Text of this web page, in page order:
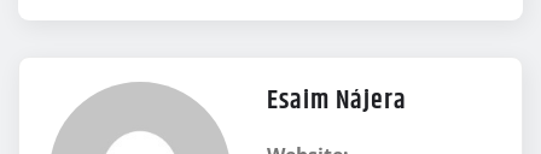
Esaim Nájera